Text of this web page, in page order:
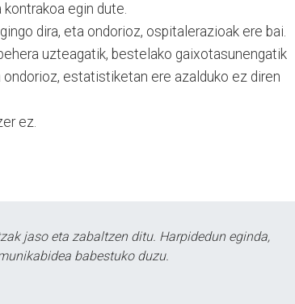
egin dute.
dira, eta ondorioz, ospitalerazioak ere bai.
uzteagatik, bestelako gaixotasunengatik
estatistiketan ere azalduko ez diren
ez.
jaso eta zabaltzen ditu. Harpidedun eginda,
babestuko duzu.